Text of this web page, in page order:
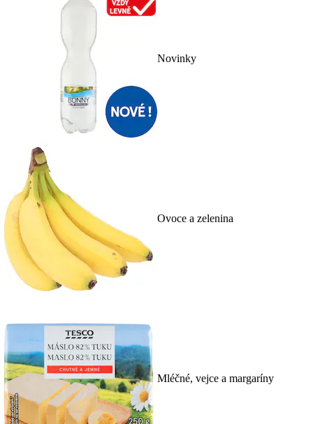
Novinky
Ovoce a zelenina
Mléčné, vejce a margaríny